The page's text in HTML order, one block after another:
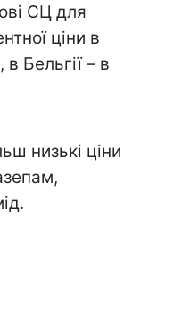
СЦ для
ціни в
Бельгії – в
низькі ціни